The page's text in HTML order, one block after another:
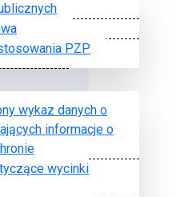
PZP
wykaz danych o
informacje o
wycinki